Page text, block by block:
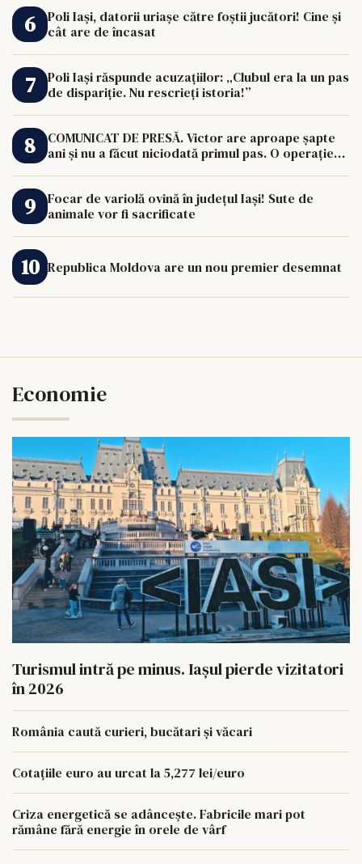
Poli Iași, datorii uriașe către foștii jucători! Cine și
cât are de încasat
Poli Iași răspunde acuzațiilor: „Clubul era la un pas
de dispariție. Nu rescrieți istoria!”
COMUNICAT DE PRESĂ. Victor are aproape șapte
ani și nu a făcut niciodată primul pas. O operație
Focar de variolă ovină în județul Iași! Sute de
animale vor fi sacrificate
Republica Moldova are un nou premier desemnat
Economie
Turismul intră pe minus. Iașul pierde vizitatori
în 2026
România caută curieri, bucătari și văcari
Cotațiile euro au urcat la 5,277 lei/euro
Criza energetică se adâncește. Fabricile mari pot
rămâne fără energie în orele de vârf